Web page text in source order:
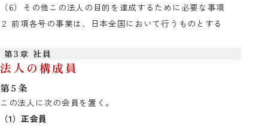
（6）その他この法人の目的を達成するために必要な事項
２ 前項各号の事業は、日本全国において行うものとする
第3章 社員
法人の構成員
第5条
この法人に次の会員を置く。
（1）正会員